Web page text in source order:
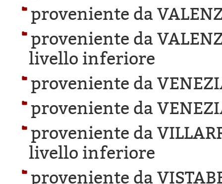
proveniente da
proveniente da
livello inferiore
proveniente da
proveniente da
proveniente da
livello inferiore
proveniente da